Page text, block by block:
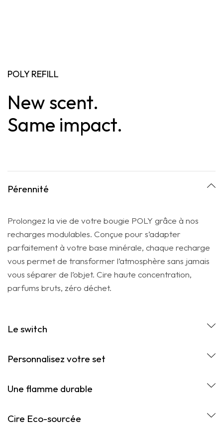
POLY REFILL
New scent.
Same impact.
Pérennité
Prolongez la vie de votre bougie POLY grâce à nos
recharges modulables. Conçue pour s’adapter
parfaitement à votre base minérale, chaque recharge
vous permet de transformer l’atmosphère sans jamais
vous séparer de l’objet. Cire haute concentration,
parfums bruts, zéro déchet.
Le switch
Personnalisez votre set
Une flamme durable
Cire Eco-sourcée